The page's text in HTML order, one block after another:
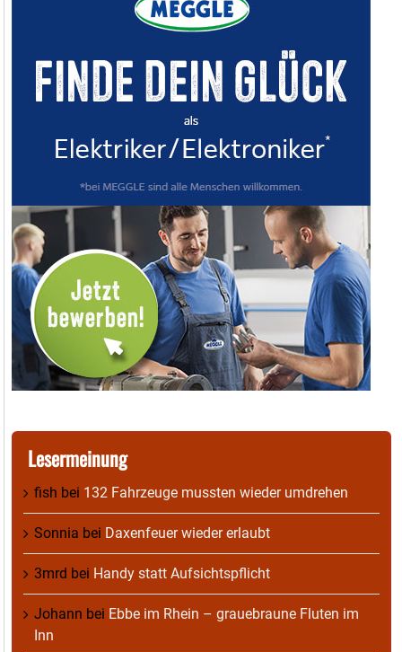
Lesermeinung
fish bei 132 Fahrzeuge mussten wieder umdrehen
Sonnia bei Daxenfeuer wieder erlaubt
3mrd bei Handy statt Aufsichtspflicht
Johann bei Ebbe im Rhein – grauebraune Fluten im
Inn